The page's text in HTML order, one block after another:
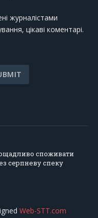
журналістами
цікаві коментарі.
споживати
серпневу спеку
Web-STT.com